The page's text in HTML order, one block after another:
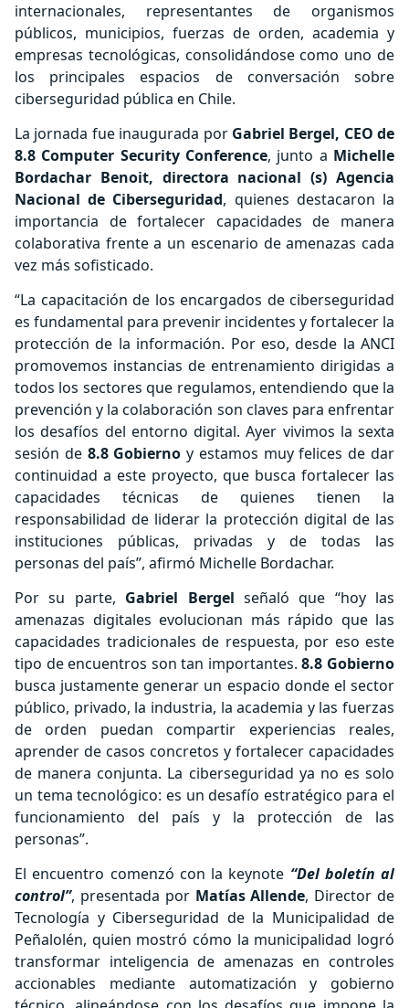
internacionales, representantes de organismos
públicos, municipios, fuerzas de orden, academia y
empresas tecnológicas, consolidándose como uno de
los principales espacios de conversación sobre
ciberseguridad pública en Chile.
La jornada fue inaugurada por Gabriel Bergel, CEO de
8.8 Computer Security Conference, junto a Michelle
Bordachar Benoit, directora nacional (s) Agencia
Nacional de Ciberseguridad, quienes destacaron la
importancia de fortalecer capacidades de manera
colaborativa frente a un escenario de amenazas cada
vez más sofisticado.
“La capacitación de los encargados de ciberseguridad
es fundamental para prevenir incidentes y fortalecer la
protección de la información. Por eso, desde la ANCI
promovemos instancias de entrenamiento dirigidas a
todos los sectores que regulamos, entendiendo que la
prevención y la colaboración son claves para enfrentar
los desafíos del entorno digital. Ayer vivimos la sexta
sesión de 8.8 Gobierno y estamos muy felices de dar
continuidad a este proyecto, que busca fortalecer las
capacidades técnicas de quienes tienen la
responsabilidad de liderar la protección digital de las
instituciones públicas, privadas y de todas las
personas del país”, afirmó Michelle Bordachar.
Por su parte, Gabriel Bergel señaló que “hoy las
amenazas digitales evolucionan más rápido que las
capacidades tradicionales de respuesta, por eso este
tipo de encuentros son tan importantes.8.8 Gobierno
busca justamente generar un espacio donde el sector
público, privado, la industria, la academia y las fuerzas
de orden puedan compartir experiencias reales,
aprender de casos concretos y fortalecer capacidades
de manera conjunta. La ciberseguridad ya no es solo
un tema tecnológico: es un desafío estratégico para el
funcionamiento del país y la protección de las
personas”.
El encuentro comenzó con la keynote “Del boletín al
control”, presentada por Matías Allende, Director de
Tecnología y Ciberseguridad de la Municipalidad de
Peñalolén, quien mostró cómo la municipalidad logró
transformar inteligencia de amenazas en controles
accionables mediante automatización y gobierno